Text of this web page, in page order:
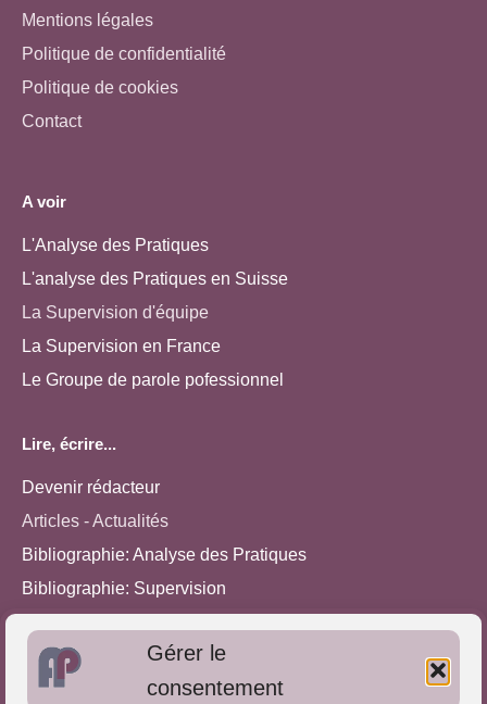
Gérer le
consentement
Mentions légales
Politique de confidentialité
Politique de cookies
Contact
A voir
L'Analyse des Pratiques
L'analyse des Pratiques en Suisse
La Supervision d'équipe
La Supervision en France
Le Groupe de parole pofessionnel
Lire, écrire...
Devenir rédacteur
Articles - Actualités
Bibliographie: Analyse des Pratiques
Bibliographie: Supervision
Approches de l'Analyse des pratiques